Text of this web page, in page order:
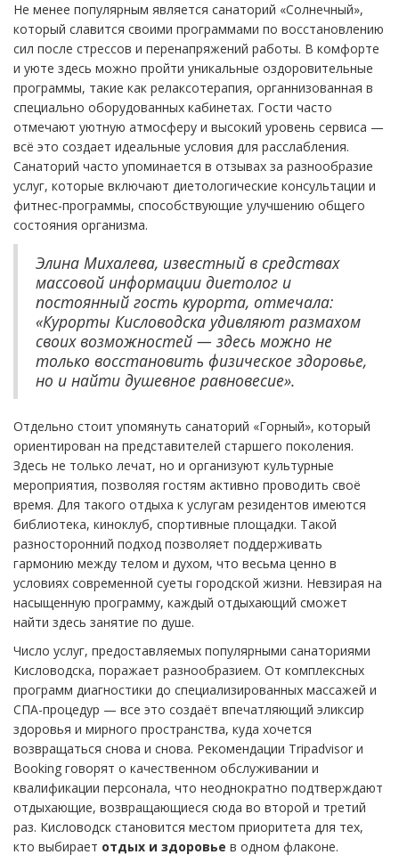
Не менее популярным является санаторий «Солнечный»,
который славится своими программами по восстановлению
сил после стрессов и перенапряжений работы. В комфорте
и уюте здесь можно пройти уникальные оздоровительные
программы, такие как релаксотерапия, органнизованная в
специально оборудованных кабинетах. Гости часто
отмечают уютную атмосферу и высокий уровень сервиса —
всё это создает идеальные условия для расслабления.
Санаторий часто упоминается в отзывах за разнообразие
услуг, которые включают диетологические консультации и
фитнес-программы, способствующие улучшению общего
состояния организма.
Элина Михалева, известный в средствах
массовой информации диетолог и
постоянный гость курорта, отмечала:
«Курорты Кисловодска удивляют размахом
своих возможностей — здесь можно не
только восстановить физическое здоровье,
но и найти душевное равновесие».
Отдельно стоит упомянуть санаторий «Горный», который
ориентирован на представителей старшего поколения.
Здесь не только лечат, но и организуют культурные
мероприятия, позволяя гостям активно проводить своё
время. Для такого отдыха к услугам резидентов имеются
библиотека, киноклуб, спортивные площадки. Такой
разносторонний подход позволяет поддерживать
гармонию между телом и духом, что весьма ценно в
условиях современной суеты городской жизни. Невзирая на
насыщенную программу, каждый отдыхающий сможет
найти здесь занятие по душе.
Число услуг, предоставляемых популярными санаториями
Кисловодска, поражает разнообразием. От комплексных
программ диагностики до специализированных массажей и
СПА-процедур — все это создаёт впечатляющий эликсир
здоровья и мирного пространства, куда хочется
возвращаться снова и снова. Рекомендации Tripadvisor и
Booking говорят о качественном обслуживании и
квалификации персонала, что неоднократно подтверждают
отдыхающие, возвращающиеся сюда во второй и третий
раз. Кисловодск становится местом приоритета для тех,
кто выбирает отдых и здоровье в одном флаконе.